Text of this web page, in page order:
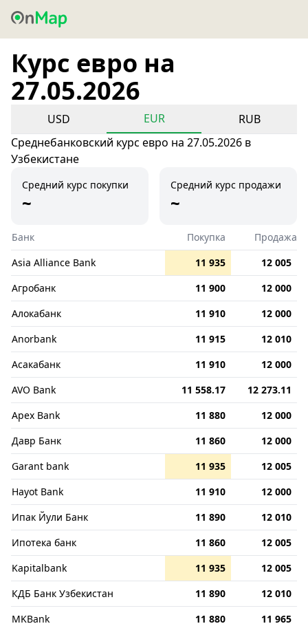
Курс евро на
27.05.2026
USD EUR
RUB
Среднебанковский курс евро на 27.05.2026 в
Узбекистане
Средний курс покупки
~
Средний курс продажи
~
Банк Покупка
Продажа
Asia Alliance Bank
11 935
12 005
Агробанк
11 900
12 000
Алокабанк
11 910
12 000
Anorbank
11 915
12 010
Асакабанк
11 910
12 000
AVO Bank
11 558.17
12 273.11
Apex Bank
11 880
12 000
Давр Банк
11 860
12 000
Garant bank
11 935
12 005
Hayot Bank
11 910
12 000
Ипак Йули Банк
11 890
12 010
Ипотека банк
11 860
12 005
Kapitalbank
11 935
12 005
КДБ Банк Узбекистан
11 890
12 010
MKBank
11 880
11 965